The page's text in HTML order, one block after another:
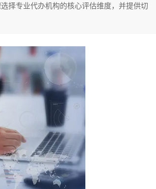
择专业代办机构的核心评估维度，并提供切